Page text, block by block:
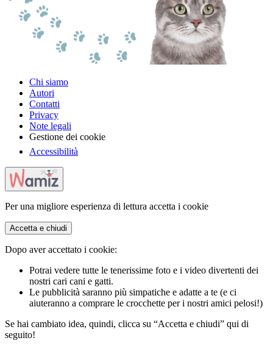
Chi siamo
Autori
Contatti
Privacy
Note legali
Gestione dei cookie
Accessibilità
Per una migliore esperienza di lettura accetta i cookie
Accetta e chiudi
Dopo aver accettato i cookie:
Potrai vedere tutte le tenerissime foto e i video divertenti dei
nostri cari cani e gatti.
Le pubblicità saranno più simpatiche e adatte a te (e ci
aiuteranno a comprare le crocchette per i nostri amici pelosi!)
Se hai cambiato idea, quindi, clicca su “Accetta e chiudi” qui di
seguito!